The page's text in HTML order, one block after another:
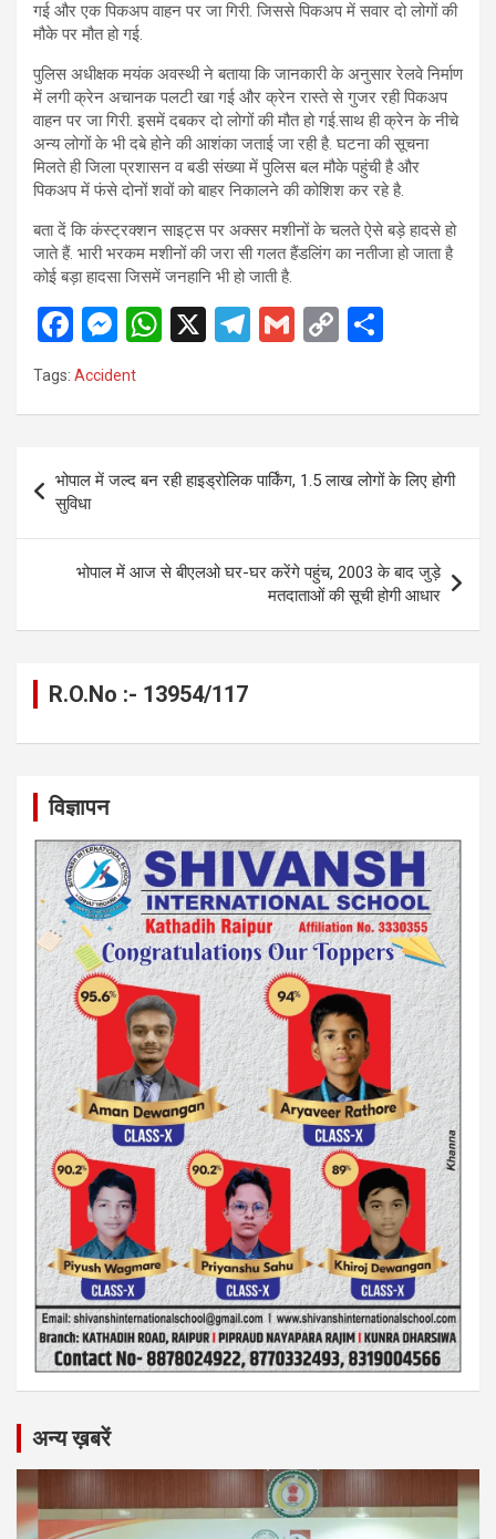
गई और एक पिकअप वाहन पर जा गिरी. जिससे पिकअप में सवार दो लोगों की
मौके पर मौत हो गई.
पुलिस अधीक्षक मयंक अवस्थी ने बताया कि जानकारी के अनुसार रेलवे निर्माण
में लगी क्रेन अचानक पलटी खा गई और क्रेन रास्ते से गुजर रही पिकअप
वाहन पर जा गिरी. इसमें दबकर दो लोगों की मौत हो गई.साथ ही क्रेन के नीचे
अन्य लोगों के भी दबे होने की आशंका जताई जा रही है. घटना की सूचना
मिलते ही जिला प्रशासन व बडी संख्या में पुलिस बल मौके पहुंची है और
पिकअप में फंसे दोनों शवों को बाहर निकालने की कोशिश कर रहे है.
बता दें कि कंस्ट्रक्शन साइट्स पर अक्सर मशीनों के चलते ऐसे बड़े हादसे हो
जाते हैं. भारी भरकम मशीनों की जरा सी गलत हैंडलिंग का नतीजा हो जाता है
कोई बड़ा हादसा जिसमें जनहानि भी हो जाती है.
F
a
o
o
k
M
es
g
W
A
p
X
T
a
G
C
n
Tags: Accident
Post
navigation
भोपाल में जल्द बन रही हाइड्रोलिक पार्किंग, 1.5 लाख लोगों के लिए होगी
सुविधा
भोपाल में आज से बीएलओ घर-घर करेंगे पहुंच, 2003 के बाद जुड़े
मतदाताओं की सूची होगी आधार
R.O.No :- 13954/117
विज्ञापन
अन्य ख़बरें